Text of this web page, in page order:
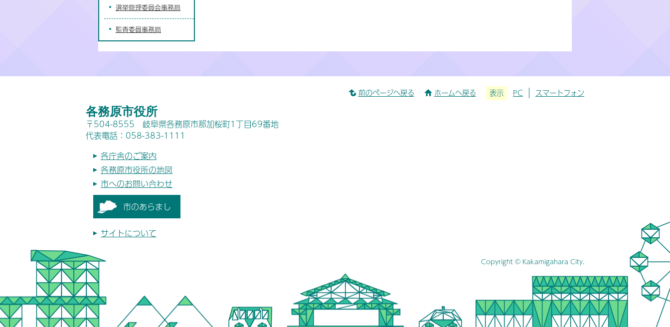
選挙管理委員会事務局
監査委員事務局
前のページへ戻る ホームへ戻る 表示 PC スマートフォン
各務原市役所
〒504-8555 岐阜県各務原市那加桜町1丁目69番地
代表電話：058-383-1111
各庁舎のご案内
各務原市役所の地図
市へのお問い合わせ
市のあらまし
サイトについて
Copyright © Kakamigahara City.